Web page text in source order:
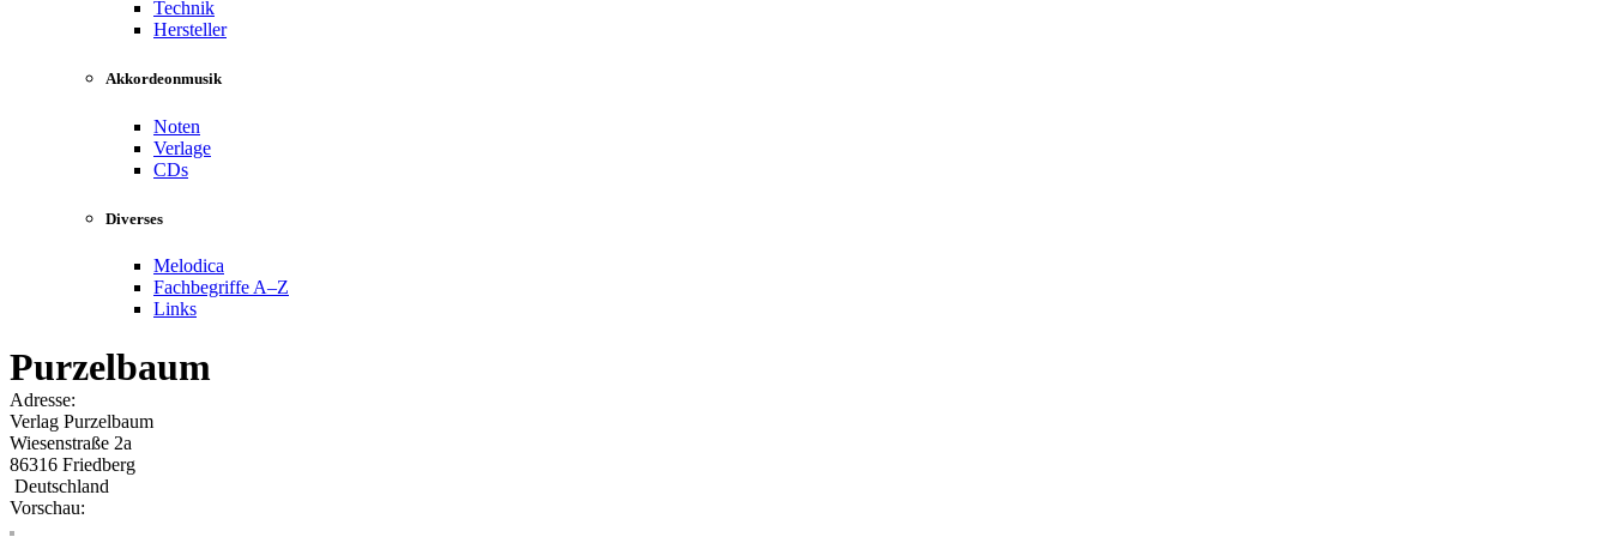
Technik
Hersteller
Akkordeonmusik
Noten
Verlage
CDs
Diverses
Melodica
Fachbegriffe A–Z
Links
Purzelbaum
Adresse:
Verlag Purzelbaum
Wiesenstraße 2a
86316 Friedberg
Deutschland
Vorschau: